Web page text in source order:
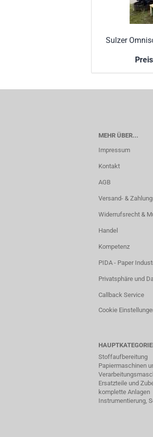
Sulzer
MEHR ÜBER...
Impressum
Kontakt
AGB
Versand- &
Widerrufsrecht &
Handel
Kompetenz
PIDA - Paper
Privatsphäre und
Callback Service
Cookie
Stoffaufbereitung
Papiermaschinen
Ersatzteile und
komplette Anlagen
Instrumentierung,